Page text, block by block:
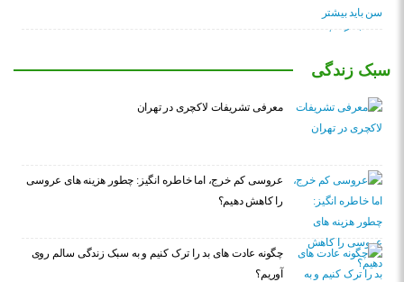
سبک زندگی
معرفی تشریفات لاکچری در تهران
عروسی کم خرج، اما خاطره انگیز: چطور هزینه های عروسی
را کاهش دهیم؟
چگونه عادت‌ های بد را ترک کنیم و به سبک زندگی سالم روی
آوریم؟